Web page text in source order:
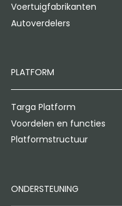
Voertuigfabrikanten
Autoverdelers
PLATFORM
Targa Platform
Voordelen en functies
Platformstructuur
ONDERSTEUNING